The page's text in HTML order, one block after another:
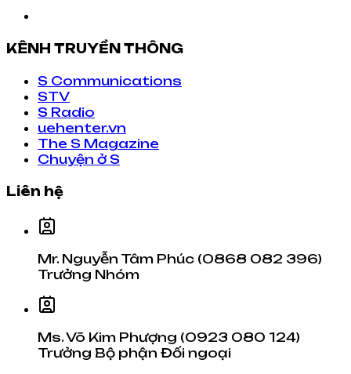
KÊNH TRUYỀN THÔNG
S Communications
STV
S Radio
uehenter.vn
The S Magazine
Chuyện ở S
Liên hệ
Mr. Nguyễn Tâm Phúc (0868 082 396)
Trưởng Nhóm
Ms. Võ Kim Phượng (0923 080 124)
Trưởng Bộ phận Đối ngoại